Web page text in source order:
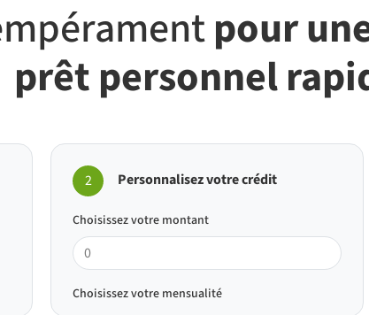
pour
prêt personnel
2 Personnalisez votre crédit
Choisissez votre montant
Choisissez votre mensualité